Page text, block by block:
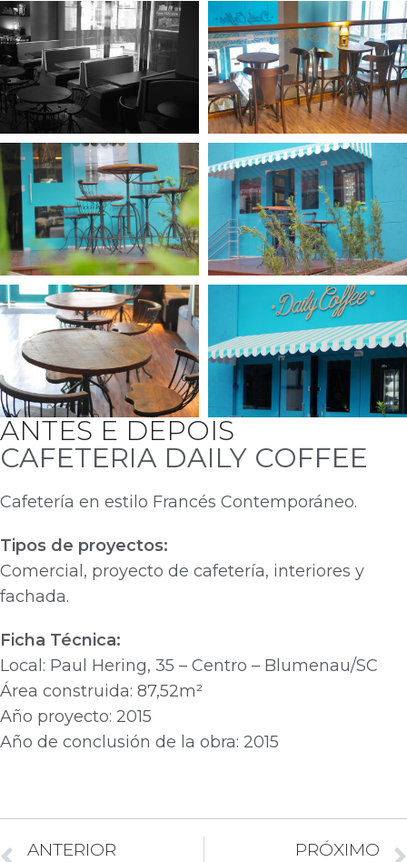
ANTES E DEPOIS
CAFETERIA DAILY COFFEE
Cafetería en estilo Francés Contemporáneo.
Tipos de proyectos:
Comercial, proyecto de cafetería, interiores y
fachada.
Ficha Técnica:
Local: Paul Hering, 35 – Centro – Blumenau/SC
Área construida: 87,52m²
Año proyecto: 2015
Año de conclusión de la obra: 2015
ANTERIOR PRÓXIMO